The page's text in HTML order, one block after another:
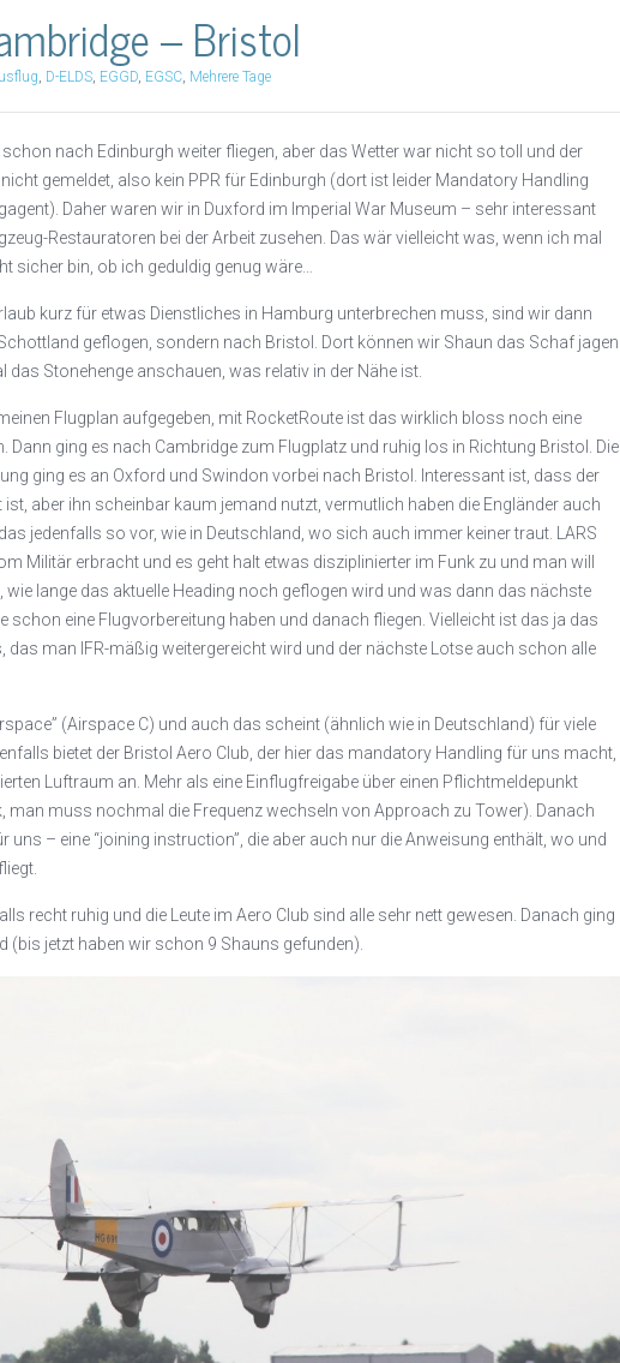
– Bristol
D-ELDS EGGD EGSC Mehrere Tage
nach Edinburgh weiter fliegen, aber das Wetter war nicht so toll und der
gemeldet, also kein PPR für Edinburgh (dort ist leider Mandatory Handling
Daher waren wir in Duxford im Imperial War Museum – sehr interessant
Restauratoren bei der Arbeit zusehen. Das wär vielleicht was, wenn ich mal
sicher bin, ob ich geduldig genug wäre…
kurz für etwas Dienstliches in Hamburg unterbrechen muss, sind wir dann
geflogen, sondern nach Bristol. Dort können wir Shaun das Schaf jagen
Stonehenge anschauen, was relativ in der Nähe ist.
Flugplan aufgegeben, mit RocketRoute ist das wirklich bloss noch eine
Dann ging es nach Cambridge zum Flugplatz und ruhig los in Richtung Bristol. Die
ging es an Oxford und Swindon vorbei nach Bristol. Interessant ist, dass der
ist, aber ihn scheinbar kaum jemand nutzt, vermutlich haben die Engländer auch
jedenfalls so vor, wie in Deutschland, wo sich auch immer keiner traut. LARS
Militär erbracht und es geht halt etwas disziplinierter im Funk zu und man will
lange das aktuelle Heading noch geflogen wird und was dann das nächste
schon eine Flugvorbereitung haben und danach fliegen. Vielleicht ist das ja das
das man IFR-mäßig weitergereicht wird und der nächste Lotse auch schon alle
(Airspace C) und auch das scheint (ähnlich wie in Deutschland) für viele
bietet der Bristol Aero Club, der hier das mandatory Handling für uns macht,
Luftraum an. Mehr als eine Einflugfreigabe über einen Pflichtmeldepunkt
man muss nochmal die Frequenz wechseln von Approach zu Tower). Danach
– eine “joining instruction”, die aber auch nur die Anweisung enthält, wo und
recht ruhig und die Leute im Aero Club sind alle sehr nett gewesen. Danach ging
(bis jetzt haben wir schon 9 Shauns gefunden).